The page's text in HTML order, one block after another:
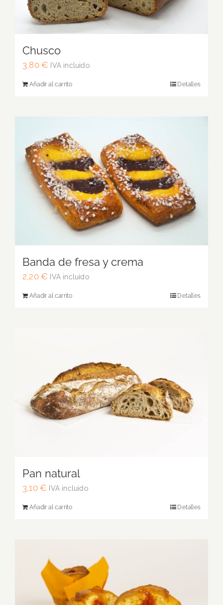
Chusco
3,80 € IVA incluido
Añadir al carrito Detalles
Banda de fresa y crema
2,20 € IVA incluido
Añadir al carrito Detalles
Pan natural
3,10 € IVA incluido
Añadir al carrito Detalles